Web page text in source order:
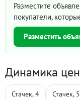
Разместите
покупатели,
Разместить
Динамика
Стачек, 4 Стачек,